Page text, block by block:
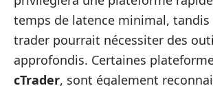
temps de latence minimal, tandis
trader pourrait nécessiter des
approfondis. Certaines
cTrader, sont également